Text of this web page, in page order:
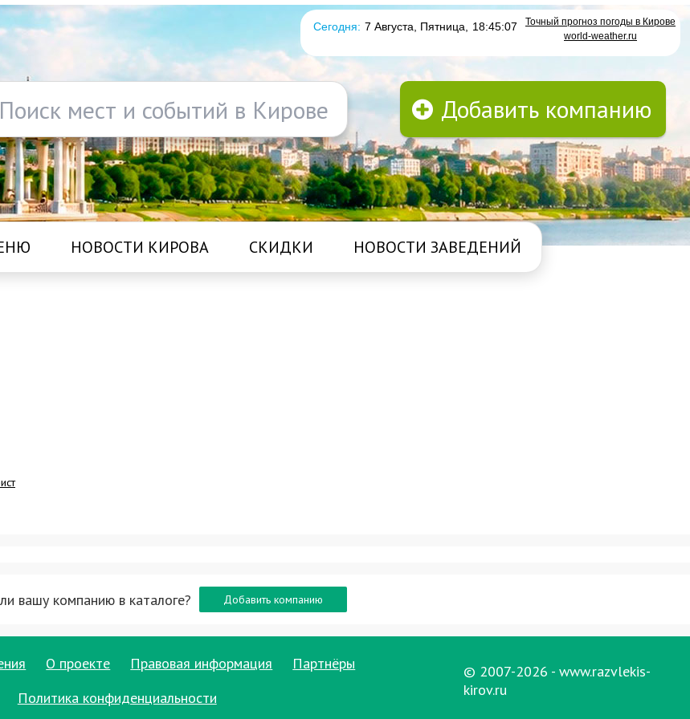
Сегодня: 7 Августа, Пятница 18:45:07
Точный прогноз погоды в Кирове
world-weather.ru
Поиск мест и событий в Кирове Добавить компанию
НОВОСТИ КИРОВА СКИДКИ НОВОСТИ ЗАВЕДЕНИЙ
вашу компанию в каталоге? Добавить компанию
О проекте Правовая информация
Партнёры
Политика конфиденциальности
© 2007-2026 - www.razvlekis-
kirov.ru